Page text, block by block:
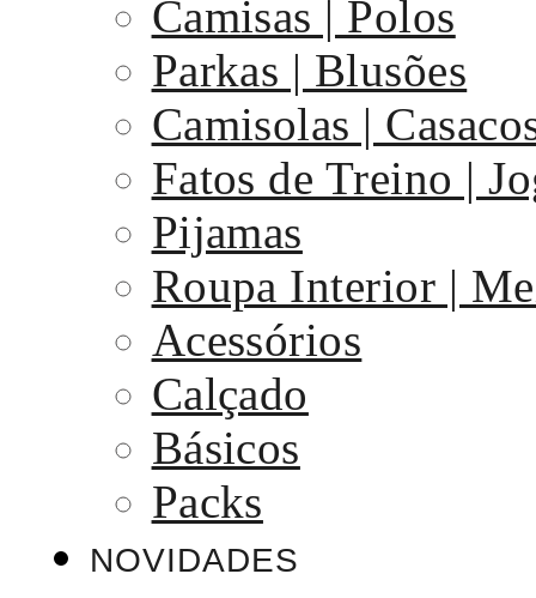
Camisas | Polos
Parkas | Blusões
Camisolas |
Fatos de Treino |
Pijamas
Roupa Interior |
Acessórios
Calçado
Básicos
Packs
NOVIDADES